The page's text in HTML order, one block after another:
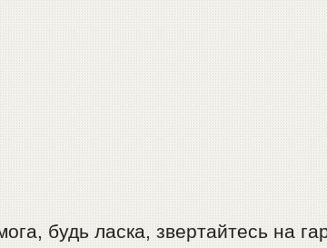
будь ласка, звертайтесь на